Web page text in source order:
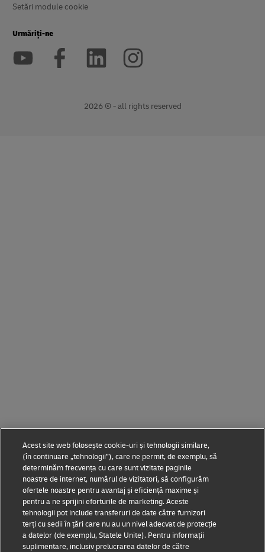
Setări module cookie
Urmăriți-ne
2026 © - all rights reserved
Acest site web folosește cookie-uri și tehnologii similare,
(în continuare „tehnologii”), care ne permit, de exemplu, să
determinăm frecvența cu care sunt vizitate paginile
noastre de internet, numărul de vizitatori, să configurăm
ofertele noastre pentru avantaj și eficiență maxime și
pentru a ne sprijini eforturile de marketing. Aceste
tehnologii pot include transferuri de date către furnizori
terți cu sedii în țări care nu au un nivel adecvat de protecție
a datelor (de exemplu, Statele Unite). Pentru informații
suplimentare, inclusiv prelucrarea datelor de către